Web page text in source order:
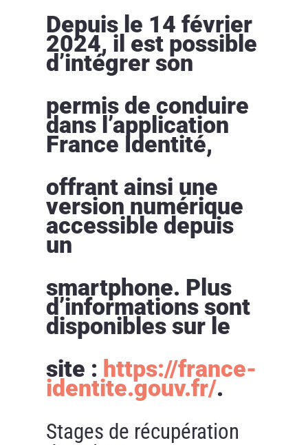
Depuis le 14 février
2024, il est possible
d’intégrer son
permis de conduire
dans l’application
France Identité,
offrant ainsi une
version numérique
accessible depuis
un
smartphone. Plus
d’informations sont
disponibles sur le
site : https://france-
identite.gouv.fr/.
Stages de récupération